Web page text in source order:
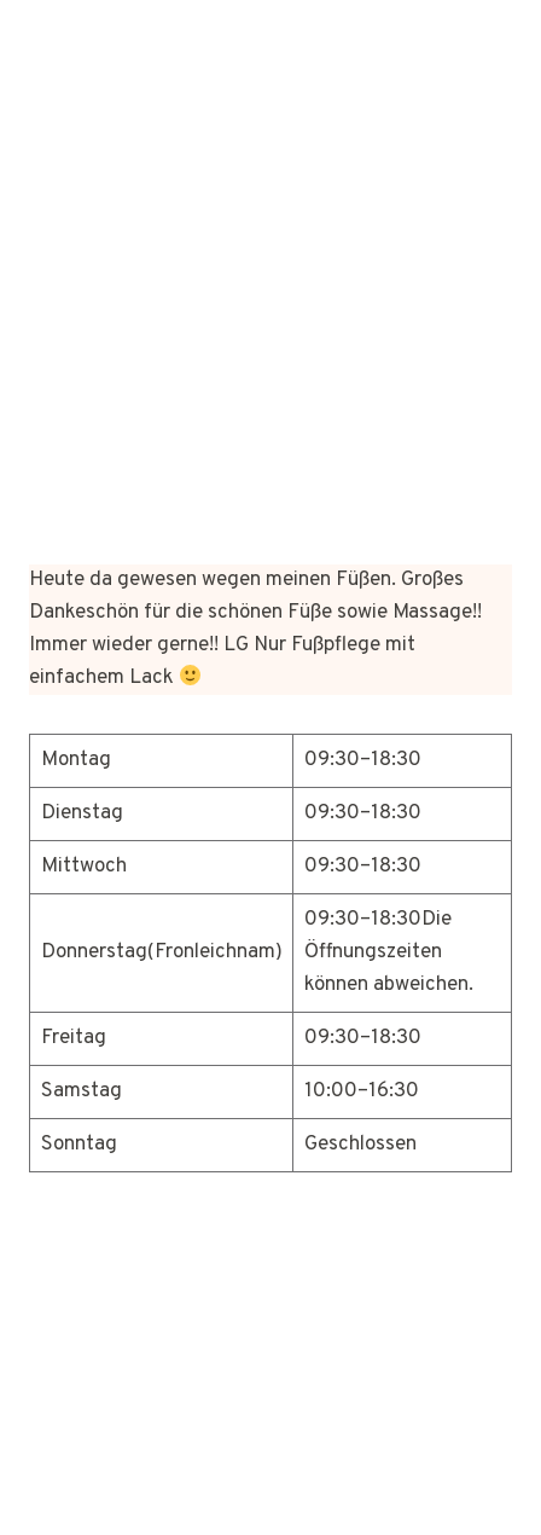
Heute da gewesen wegen meinen Füßen. Großes
Dankeschön für die schönen Füße sowie Massage!!
Immer wieder gerne!! LG Nur Fußpflege mit
einfachem Lack
Montag
09:30–18:30
Dienstag
09:30–18:30
Mittwoch
09:30–18:30
Donnerstag(Fronleichnam)
09:30–18:30Die
Öffnungszeiten
können abweichen.
Freitag
09:30–18:30
Samstag
10:00–16:30
Sonntag
Geschlossen